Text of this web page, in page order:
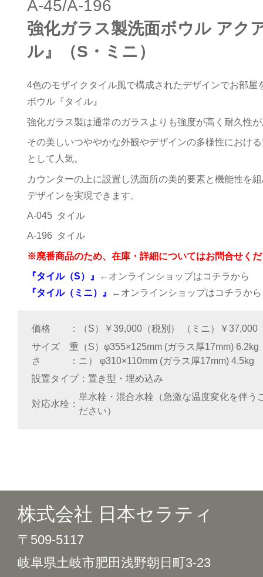
A-45/A-196
強化ガラス製洗面ボウル アク
ル』（S・ミニ）
4色のモザイクタイル風で構成されたデザインでお部屋
ボウル『タイル』
強化ガラス製は通常のガラスよりも強度が高く耐久性
その美しいつややかな外観やデザインの多様性におけ
として人気。
カウンターの上に設置し洗面所の美的要素と機能性を
デザインを実現できます。
A-045 タイル
A-196 タイル
※廃番商品のため、在庫・詳細についてはお問合せく
『タイル（S）』
←オンラインショップはコチラから
『タイル（ミニ）』
←オンラインショップはコチラから
価格
（S）￥39,000（税別） （ミニ）￥37,000
サイズ 重
さ
（S）φ355×125mm (ガラス厚17mm)
ニ） φ310×110mm (ガラス厚17mm) 4.5kg
設置タイプ
置き型・埋め込み
対応水栓
単水栓・混合水栓（急激な温度変化を伴う
ださい）
株式会社 日本セラティ
〒509-5117
岐阜県土岐市肥田浅野朝日町3-23